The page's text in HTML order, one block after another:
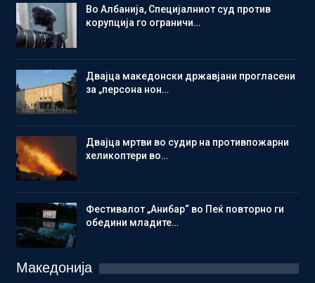
Во Албанија, Специјалниот суд против
корупција го ограничи…
Двајца македонски државјани прогласени
за „персона нон…
Двајца мртви во судир на противпожарни
хеликоптери во…
Фестивалот „Анибар“ во Пеќ повторно ги
обедини младите…
Македонија